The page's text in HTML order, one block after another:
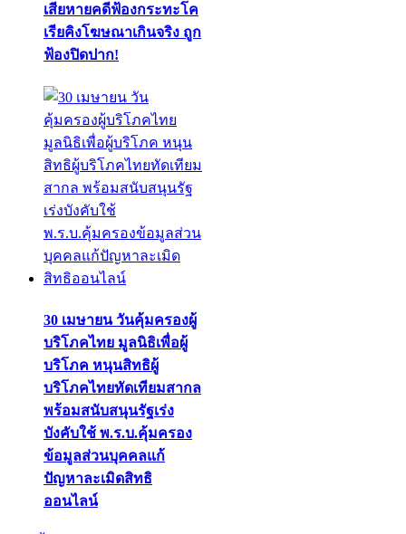
เสียหายคดีฟ้องกระทะโค
เรียคิงโฆษณาเกินจริง ถูก
ฟ้องปิดปาก!
30 เมษายน วันคุ้มครองผู้
บริโภคไทย มูลนิธิเพื่อผู้
บริโภค หนุนสิทธิผู้
บริโภคไทยทัดเทียมสากล
พร้อมสนับสนุนรัฐเร่ง
บังคับใช้ พ.ร.บ.คุ้มครอง
ข้อมูลส่วนบุคคลแก้
ปัญหาละเมิดสิทธิ
ออนไลน์